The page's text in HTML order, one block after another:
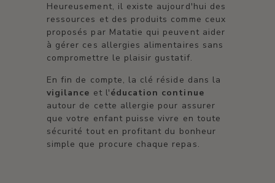
Heureusement, il existe aujourd'hui des
ressources et des produits comme ceux
proposés par Matatie qui peuvent aider
à gérer ces allergies alimentaires sans
compromettre le plaisir gustatif.
En fin de compte, la clé réside dans la
vigilance et l'éducation continue
autour de cette allergie pour assurer
que votre enfant puisse vivre en toute
sécurité tout en profitant du bonheur
simple que procure chaque repas.